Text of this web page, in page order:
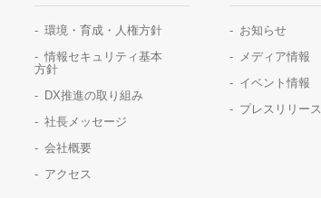
環境・育成・人権方針
情報セキュリティ基本
方針
DX推進の取り組み
社長メッセージ
会社概要
アクセス
お知らせ
メディア情報
イベント情報
プレスリリース